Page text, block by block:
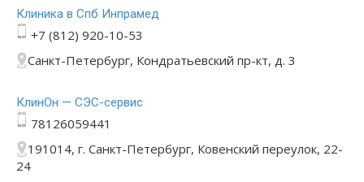
Клиника в Спб Инпрамед
+7 (812) 920-10-53
Санкт-Петербург, Кондратьевский пр-кт, д. 3
КлинОн — СЭС-сервис
78126059441
191014, г. Санкт-Петербург, Ковенский переулок, 22-
24